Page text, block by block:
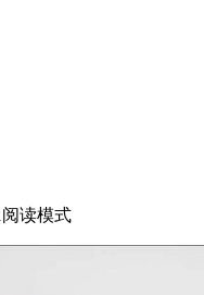
阅读模式